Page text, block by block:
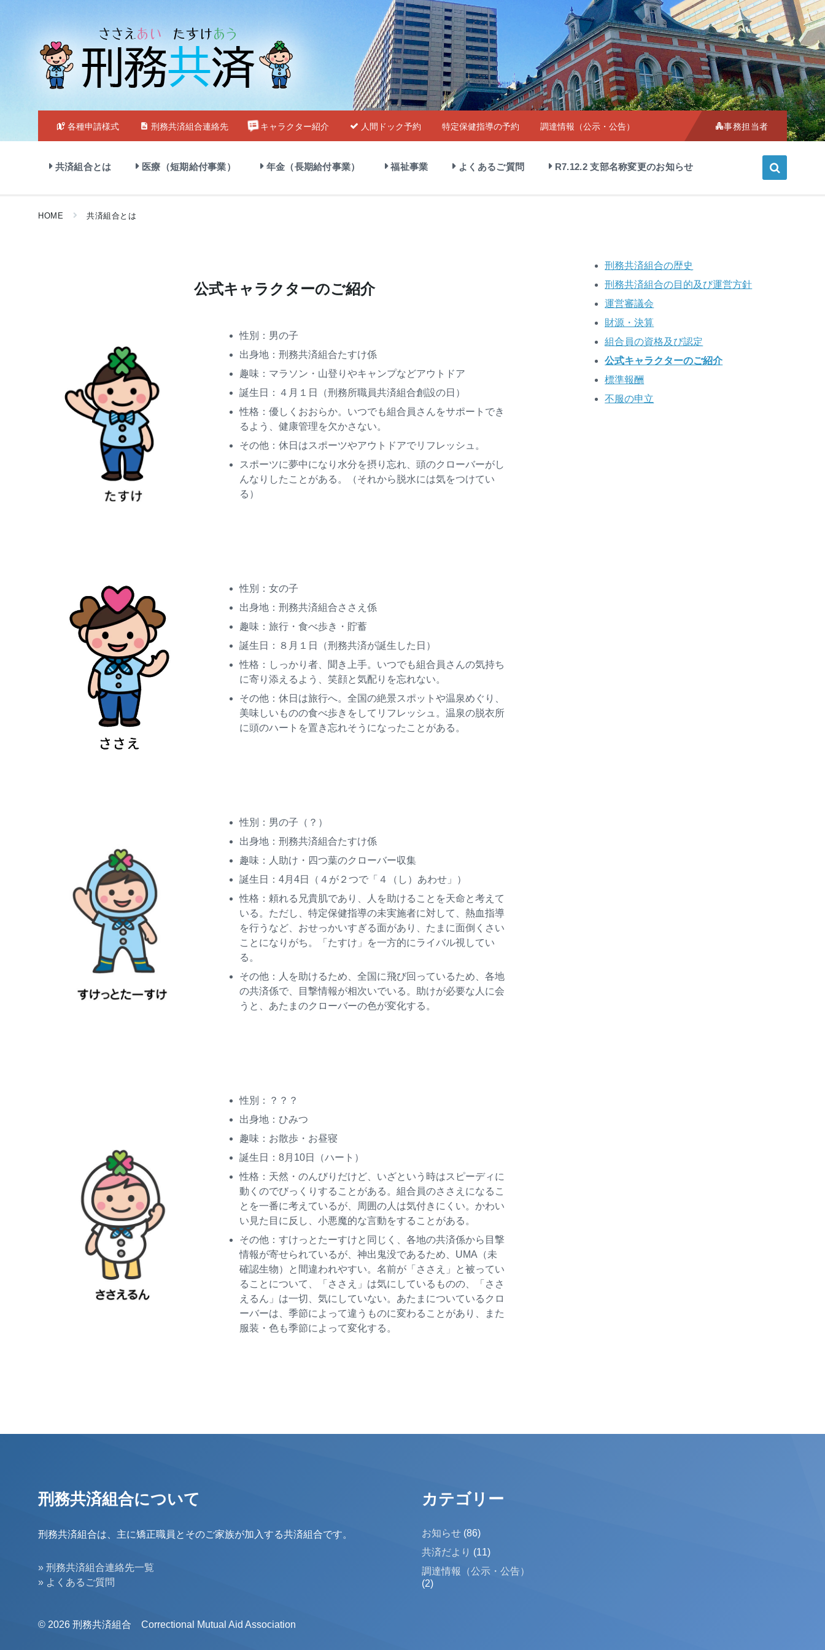
各種申請様式 刑務共済組合連絡先 キャラクター紹介 人間ドック予約 特定保健指導の予約 調達情報（公示・公告）
Choose
language:事務担当者
共済組合とは 医療（短期給付事業） 年金（長期給付事業） 福祉事業 よくあるご質問 R7.12.2 支部名称変更のお知らせ
HOME 共済組合とは
公式キャラクターのご紹介
性別：男の子
出身地：刑務共済組合たすけ係
趣味：マラソン・山登りやキャンプなどアウトドア
誕生日：４月１日（刑務所職員共済組合創設の日）
性格：優しくおおらか。いつでも組合員さんをサポートでき
るよう、健康管理を欠かさない。
その他：休日はスポーツやアウトドアでリフレッシュ。
スポーツに夢中になり水分を摂り忘れ、頭のクローバーがし
んなりしたことがある。（それから脱水には気をつけてい
る）
性別：女の子
出身地：刑務共済組合ささえ係
趣味：旅行・食べ歩き・貯蓄
誕生日：８月１日（刑務共済が誕生した日）
性格：しっかり者、聞き上手。いつでも組合員さんの気持ち
に寄り添えるよう、笑顔と気配りを忘れない。
その他：休日は旅行へ。全国の絶景スポットや温泉めぐり、
美味しいものの食べ歩きをしてリフレッシュ。温泉の脱衣所
に頭のハートを置き忘れそうになったことがある。
性別：男の子（？）
出身地：刑務共済組合たすけ係
趣味：人助け・四つ葉のクローバー収集
誕生日：4月4日（４が２つで「４（し）あわせ」）
性格：頼れる兄貴肌であり、人を助けることを天命と考えて
いる。ただし、特定保健指導の未実施者に対して、熱血指導
を行うなど、おせっかいすぎる面があり、たまに面倒くさい
ことになりがち。「たすけ」を一方的にライバル視してい
る。
その他：人を助けるため、全国に飛び回っているため、各地
の共済係で、目撃情報が相次いでいる。助けが必要な人に会
うと、あたまのクローバーの色が変化する。
性別：？？？
出身地：ひみつ
趣味：お散歩・お昼寝
誕生日：8月10日（ハート）
性格：天然・のんびりだけど、いざという時はスピーディに
動くのでびっくりすることがある。組合員のささえになるこ
とを一番に考えているが、周囲の人は気付きにくい。かわい
い見た目に反し、小悪魔的な言動をすることがある。
その他：すけっとたーすけと同じく、各地の共済係から目撃
情報が寄せられているが、神出鬼没であるため、UMA（未
確認生物）と間違われやすい。名前が「ささえ」と被ってい
ることについて、「ささえ」は気にしているものの、「ささ
えるん」は一切、気にしていない。あたまについているクロ
ーバーは、季節によって違うものに変わることがあり、また
服装・色も季節によって変化する。
刑務共済組合の歴史
刑務共済組合の目的及び運営方針
運営審議会
財源・決算
組合員の資格及び認定
公式キャラクターのご紹介
標準報酬
不服の申立
刑務共済組合について
刑務共済組合は、主に矯正職員とそのご家族が加入する共済組合です。
» 刑務共済組合連絡先一覧
» よくあるご質問
カテゴリー
お知らせ (86)
共済だより (11)
調達情報（公示・公告）
(2)
© 2026 刑務共済組合 Correctional Mutual Aid Association